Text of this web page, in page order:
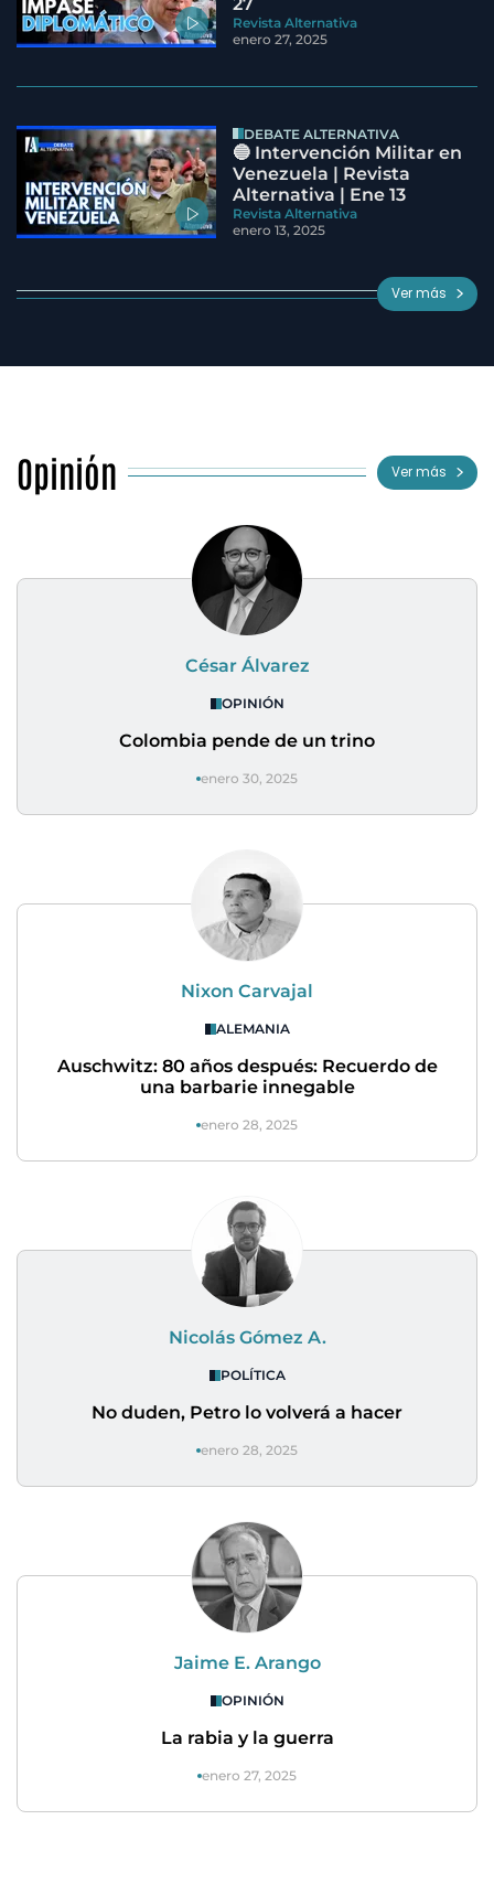
Revista Alternativa
enero 27, 2025
DEBATE ALTERNATIVA
🔵 Intervención Militar en
Venezuela | Revista
Alternativa | Ene 13
Revista Alternativa
enero 13, 2025
Ver más
Opinión Ver más
César Álvarez
OPINIÓN
Colombia pende de un trino
enero 30, 2025
Nixon Carvajal
ALEMANIA
Auschwitz: 80 años después: Recuerdo de
una barbarie innegable
enero 28, 2025
Nicolás Gómez A.
POLÍTICA
No duden, Petro lo volverá a hacer
enero 28, 2025
Jaime E. Arango
OPINIÓN
La rabia y la guerra
enero 27, 2025